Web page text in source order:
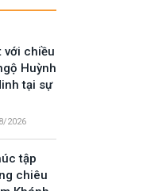
với chiều
Huỳnh
tại sự
2026
tập
chiêu